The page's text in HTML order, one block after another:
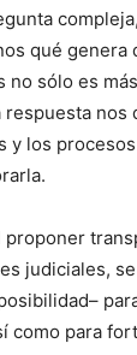
qué genera
sólo es
nos
y los
proponer
judiciales,
como para